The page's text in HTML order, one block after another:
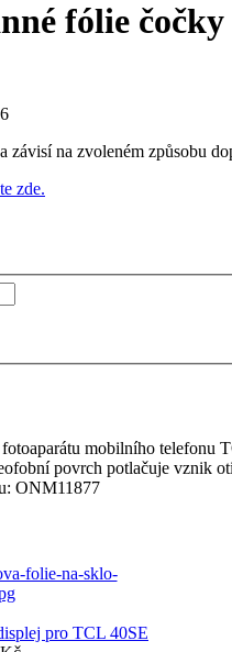
fólie
závisí na zvoleném způsobu
zde.
mobilního telefonu
povrch potlačuje vznik
ONM11877
pro TCL 40SE